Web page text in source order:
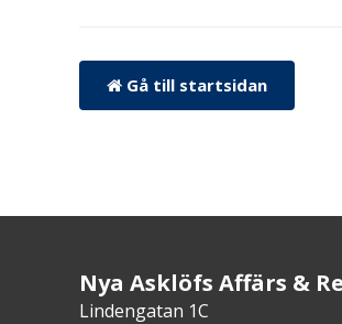
Gå till startsidan
Nya Asklöfs Affärs &
Lindengatan 1C